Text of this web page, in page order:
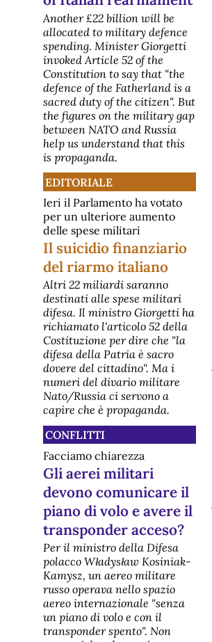
Another £22 billion will be
allocated to military defence
spending. Minister Giorgetti
invoked Article 52 of the
Constitution to say that "the
defence of the Fatherland is a
sacred duty of the citizen". But
the figures on the military gap
between NATO and Russia
help us understand that this
is propaganda.
EDITORIALE
Ieri il Parlamento ha votato
per un ulteriore aumento
delle spese militari
Il suicidio finanziario
del riarmo italiano
Altri 22 miliardi saranno
destinati alle spese militari
difesa. Il ministro Giorgetti ha
richiamato l'articolo 52 della
Costituzione per dire che "la
difesa della Patria è sacro
dovere del cittadino". Ma i
numeri del divario militare
Nato/Russia ci servono a
capire che è propaganda.
CONFLITTI
Facciamo chiarezza
Gli aerei militari
devono comunicare il
piano di volo e avere il
transponder acceso?
Per il ministro della Difesa
polacco Władysław Kosiniak-
Kamysz, un aereo militare
russo operava nello spazio
aereo internazionale "senza
un piano di volo e con il
transponder spento". Non